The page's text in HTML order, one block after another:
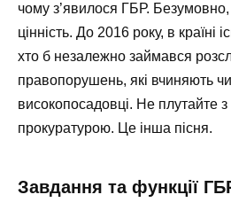
чому з’явилося ГБР. Безумовно,
цінність. До 2016 року, в країні
хто б незалежно займався
правопорушень, які вчиняють
високопосадовці. Не плутайте з
прокуратурою. Це інша пісня.
Завдання та функції